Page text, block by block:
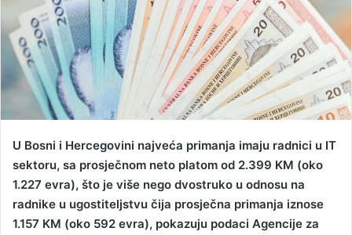
a
i
l
U Bosni i Hercegovini najveća primanja imaju radnici u IT
sektoru, sa prosječnom neto platom od 2.399 KM (oko
1.227 evra), što je više nego dvostruko u odnosu na
radnike u ugostiteljstvu čija prosječna primanja iznose
1.157 KM (oko 592 evra), pokazuju podaci Agencije za